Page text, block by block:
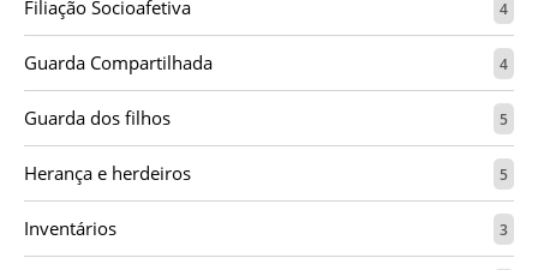
Filiação Socioafetiva 4
Guarda Compartilhada 4
Guarda dos filhos 5
Herança e herdeiros 5
Inventários 3